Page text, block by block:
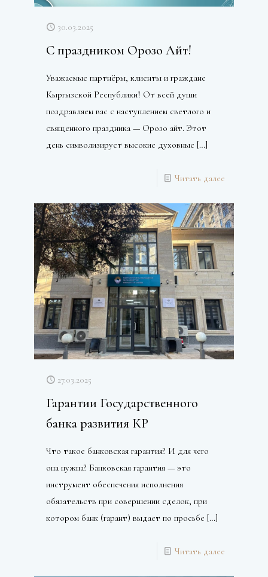
30.03.2025
С праздником Орозо Айт!
Уважаемые партнёры, клиенты и граждане
Кыргызской Республики! От всей души
поздравляем вас с наступлением светлого и
священного праздника — Орозо айт. Этот
день символизирует высокие духовные […]
Читать далее
27.03.2025
Гарантии Государственного
банка развития КР
Что такое банковская гарантия? И для чего
она нужна? Банковская гарантия — это
инструмент обеспечения исполнения
обязательств при совершении сделок, при
котором банк (гарант) выдает по просьбе […]
Читать далее